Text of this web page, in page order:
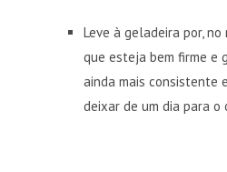
Leve à geladeira por,
que esteja bem firme e
ainda mais consistente
deixar de um dia para o